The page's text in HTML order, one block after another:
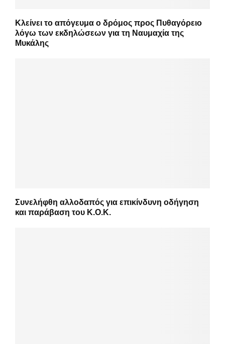
Κλείνει το απόγευμα ο δρόμος προς Πυθαγόρειο
λόγω των εκδηλώσεων για τη Ναυμαχία της
Μυκάλης
Συνελήφθη αλλοδαπός για επικίνδυνη οδήγηση
και παράβαση του Κ.Ο.Κ.